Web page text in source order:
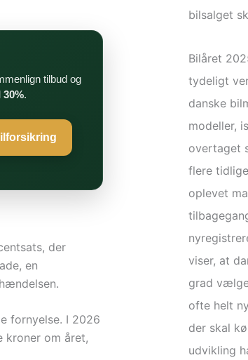
tilbud og
30%.
der
en
fornyelse. I 2026
kroner om året,
bilsalget
Bilåret
tydeligt
danske
modeller,
overtaget
flere
oplevet
viser, at
grad
ofte helt
der skal
udvikling